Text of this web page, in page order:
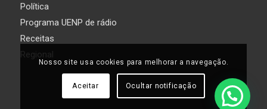
Política
Programa UENP de rádio
Receitas
Regional
Nosso site usa cookies para melhorar a navegação.
Aceitar Ocultar notificação